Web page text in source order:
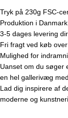
Tryk på 230g FSC-
Produktion i
3-5 dages levering
Fri fragt ved køb over
Mulighed for
Uanset om du søger
en hel gallerivæg
Lad dig inspirere af
moderne og